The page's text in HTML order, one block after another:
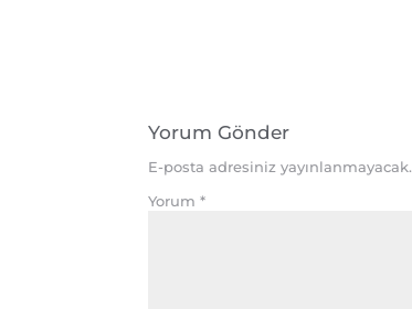
Yorum Gönder
E-posta adresiniz yayınlanmayacak.
Yorum*